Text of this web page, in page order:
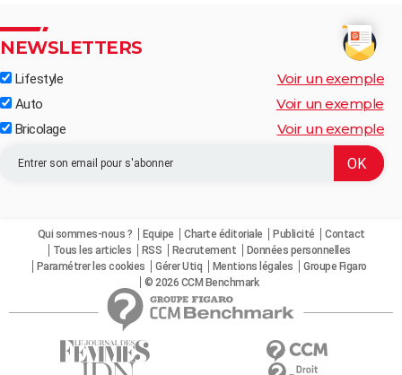
NEWSLETTERS
Lifestyle Voir un exemple
Auto Voir un exemple
Bricolage Voir un exemple
Qui sommes-nous ? Equipe Charte éditoriale Publicité
Contact
Tous les articles
RSS Recrutement
Données personnelles
Paramétrer les cookies
Gérer Utiq Mentions légales
Groupe Figaro
© 2026 CCM Benchmark